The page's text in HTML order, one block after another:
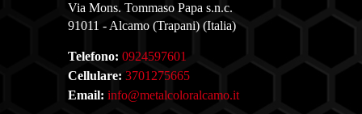
Via Mons. Tommaso Papa s.n.c.
91011 - Alcamo (Trapani) (Italia)
Telefono: 0924597601
Cellulare: 3701275665
Email: info@metalcoloralcamo.it